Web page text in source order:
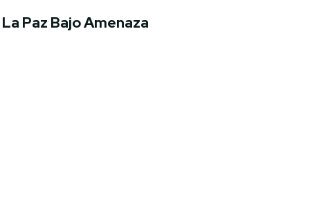
La Paz Bajo Amenaza